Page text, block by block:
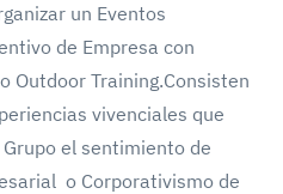
un Eventos
de Empresa con
Outdoor Training.Consisten
vivenciales que
el sentimiento de
o Corporativismo de